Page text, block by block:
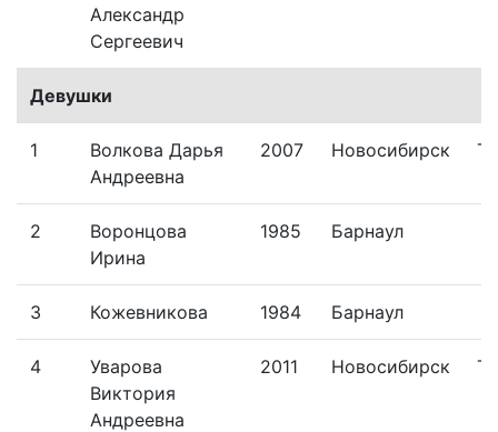
Александр
Сергеевич
Девушки
1
Волкова Дарья
Андреевна
2007 Новосибирск
2
Воронцова
Ирина
1985 Барнаул
3 Кожевникова 1984 Барнаул
4
Уварова
Виктория
Андреевна
2011 Новосибирск